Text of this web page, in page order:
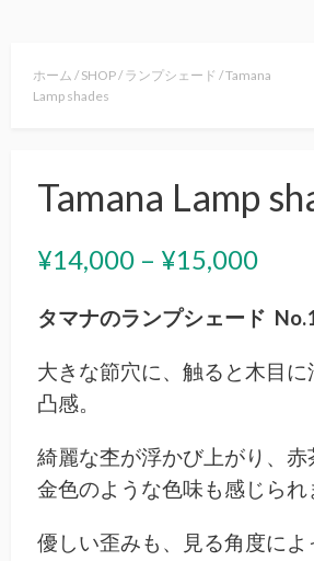
ホーム /SHOP/ランプシェード / Tamana
Lamp shades
Tamana Lamp
¥14,000 – ¥15,000価
タマナのランプシェード
大きな節穴に、触ると木目に
凸感。
綺麗な杢が浮かび上がり、赤
金色のような色味も感じられ
優しい歪みも、見る角度に